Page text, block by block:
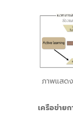
ภาพแสด
เครือข่าย